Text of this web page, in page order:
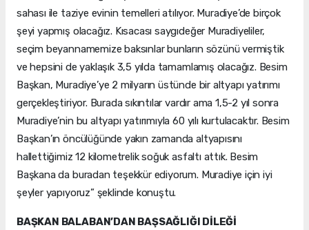
sahası ile taziye evinin temelleri atılıyor. Muradiye’de birçok
şeyi yapmış olacağız. Kısacası saygıdeğer Muradiyeliler,
seçim beyannamemize baksınlar bunların sözünü vermiştik
ve hepsini de yaklaşık 3,5 yılda tamamlamış olacağız. Besim
Başkan, Muradiye’ye 2 milyarın üstünde bir altyapı yatırımı
gerçekleştiriyor. Burada sıkıntılar vardır ama 1,5-2 yıl sonra
Muradiye’nin bu altyapı yatırımıyla 60 yılı kurtulacaktır. Besim
Başkan’ın öncülüğünde yakın zamanda altyapısını
hallettiğimiz 12 kilometrelik soğuk asfaltı attık. Besim
Başkana da buradan teşekkür ediyorum. Muradiye için iyi
şeyler yapıyoruz” şeklinde konuştu.
BAŞKAN BALABAN’DAN BAŞSAĞLIĞI DİLEĞİ